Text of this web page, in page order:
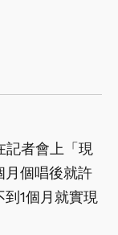
記者會上「現
月個唱後就許
1個月就實現